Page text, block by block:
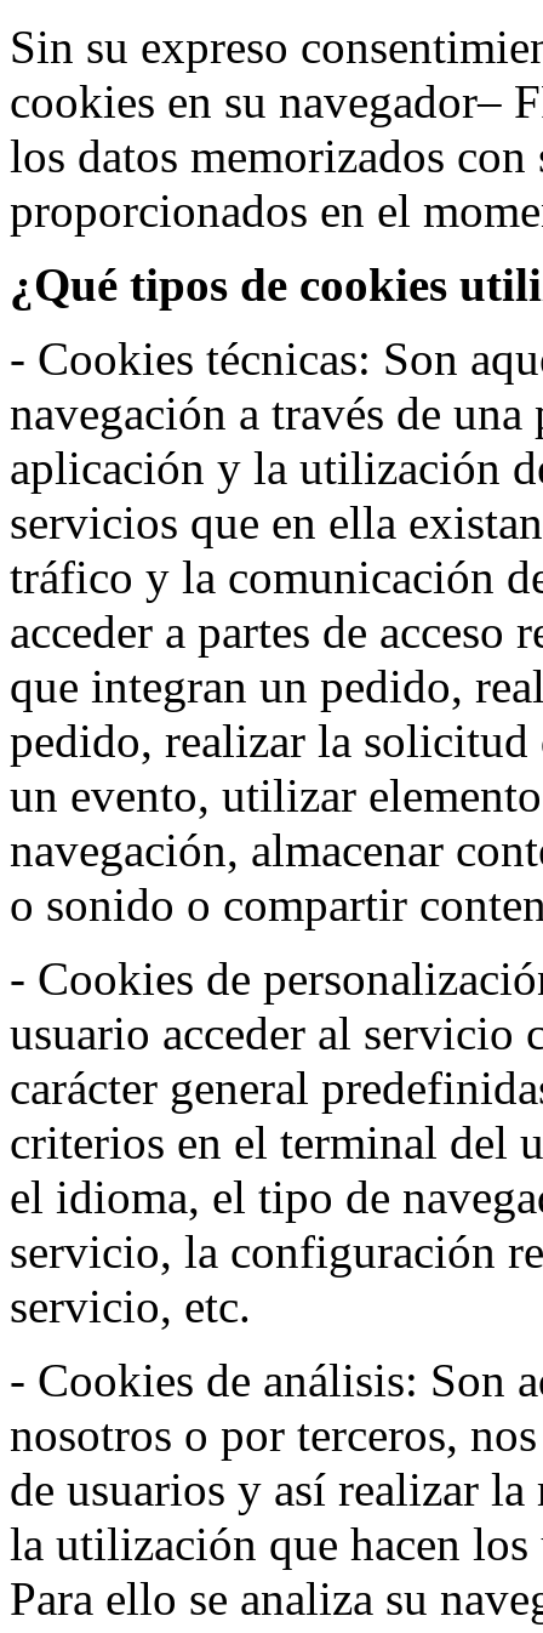
Sin su expreso
cookies en su navegador–
los datos memorizados con
proporcionados en el
¿Qué tipos de cookies
- Cookies técnicas: Son
navegación a través de
aplicación y la utilización
servicios que en ella
tráfico y la comunicación
acceder a partes de
que integran un pedido,
pedido, realizar la
un evento, utilizar
navegación, almacenar
o sonido o compartir
- Cookies de
usuario acceder al servicio
carácter general
criterios en el terminal del
el idioma, el tipo de
servicio, la configuración
servicio, etc.
- Cookies de análisis: Son
nosotros o por terceros,
de usuarios y así realizar
la utilización que hacen
Para ello se analiza su